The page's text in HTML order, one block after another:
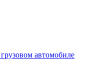
автомобиле